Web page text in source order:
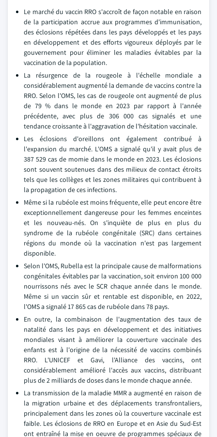
Le marché du vaccin RRO s'accroît de façon notable en raison
de la participation accrue aux programmes d'immunisation,
des éclosions répétées dans les pays développés et les pays
en développement et des efforts vigoureux déployés par le
gouvernement pour éliminer les maladies évitables par la
vaccination de la population.
La résurgence de la rougeole à l'échelle mondiale a
considérablement augmenté la demande de vaccins contre la
RRO. Selon l'OMS, les cas de rougeole ont augmenté de plus
de 79 % dans le monde en 2023 par rapport à l'année
précédente, avec plus de 306 000 cas signalés et une
tendance croissante à l'aggravation de l'hésitation vaccinale.
Les éclosions d'oreillons ont également contribué à
l'expansion du marché. L'OMS a signalé qu'il y avait plus de
387 529 cas de momie dans le monde en 2023. Les éclosions
sont souvent soutenues dans des milieux de contact étroits
tels que les collèges et les zones militaires qui contribuent à
la propagation de ces infections.
Même si la rubéole est moins fréquente, elle peut encore être
exceptionnellement dangereuse pour les femmes enceintes
et les nouveau-nés. On s'inquiète de plus en plus du
syndrome de la rubéole congénitale (SRC) dans certaines
régions du monde où la vaccination n'est pas largement
disponible.
Selon l'OMS, Rubella est la principale cause de malformations
congénitales évitables par la vaccination, soit environ 100 000
nourrissons nés avec le SCR chaque année dans le monde.
Même si un vaccin sûr et rentable est disponible, en 2022,
l'OMS a signalé 17 865 cas de rubéole dans 78 pays.
En outre, la combinaison de l'augmentation des taux de
natalité dans les pays en développement et des initiatives
mondiales visant à améliorer la couverture vaccinale des
enfants est à l'origine de la nécessité de vaccins combinés
RRO. L'UNICEF et Gavi, l'Alliance des vaccins, ont
considérablement amélioré l'accès aux vaccins, distribuant
plus de 2 milliards de doses dans le monde chaque année.
La transmission de la maladie MMR a augmenté en raison de
la migration urbaine et des déplacements transfrontaliers,
principalement dans les zones où la couverture vaccinale est
faible. Les éclosions de RRO en Europe et en Asie du Sud-Est
ont entraîné la mise en oeuvre de programmes spéciaux de